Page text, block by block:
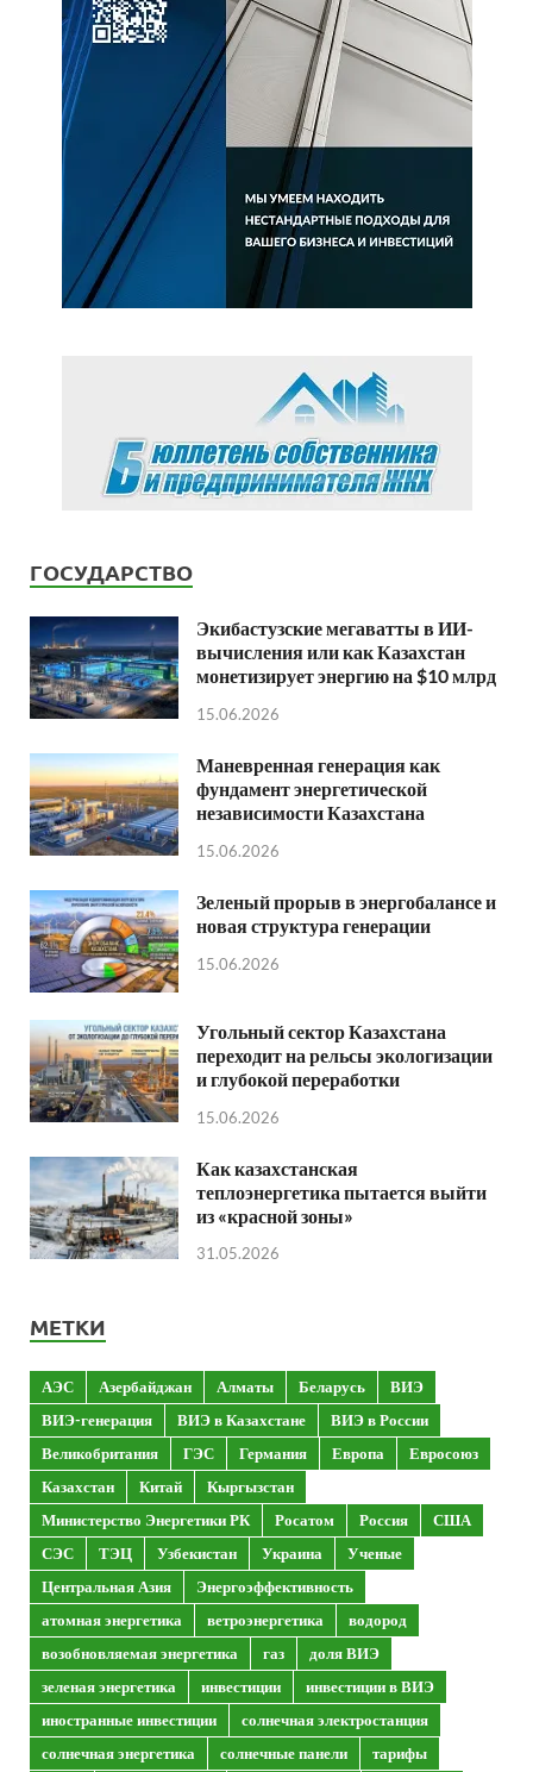
ГОСУДАРСТВО
Экибастузские мегаватты в ИИ-
вычисления или как Казахстан
монетизирует энергию на $10 млрд
15.06.2026
Маневренная генерация как
фундамент энергетической
независимости Казахстана
15.06.2026
Зеленый прорыв в энергобалансе и
новая структура генерации
15.06.2026
Угольный сектор Казахстана
переходит на рельсы экологизации
и глубокой переработки
15.06.2026
Как казахстанская
теплоэнергетика пытается выйти
из «красной зоны»
31.05.2026
МЕТКИ
АЭС Азербайджан Алматы Беларусь
ВИЭ
ВИЭ-генерация
ВИЭ в Казахстане
ВИЭ в России
Великобритания
ГЭС Германия Европа
Евросоюз
Казахстан
Китай
Кыргызстан
Министерство Энергетики РК
Росатом Россия
США
СЭС
ТЭЦ Узбекистан Украина
Ученые
Центральная Азия
Энергоэффективность
атомная энергетика
ветроэнергетика
водород
возобновляемая энергетика
газ
доля ВИЭ
зеленая энергетика
инвестиции
инвестиции в ВИЭ
иностранные инвестиции
солнечная электростанция
солнечная энергетика
солнечные панели
тарифы